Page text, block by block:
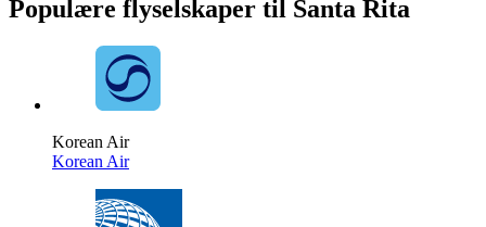
Populære flyselskaper til Santa Rita
Korean Air
Korean Air